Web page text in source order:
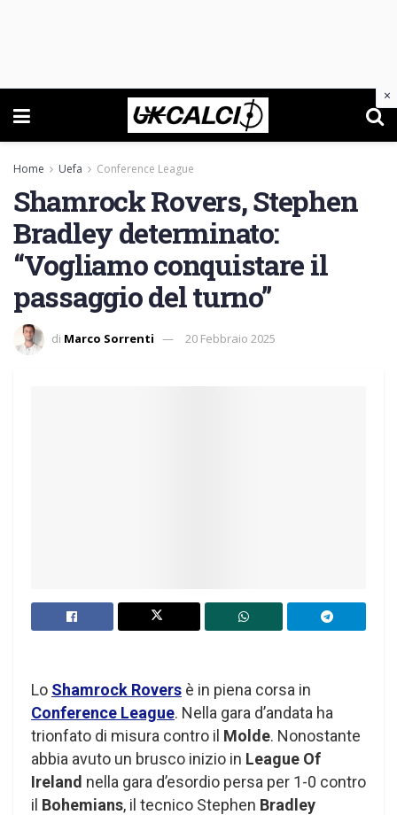
Home Uefa Conference League
Shamrock Rovers, Stephen
Bradley determinato:
“Vogliamo conquistare il
passaggio del turno”
di Marco Sorrenti 20 Febbraio 2025
Lo Shamrock Rovers è in piena corsa in
Conference League. Nella gara d’andata ha
trionfato di misura contro il Molde. Nonostante
abbia avuto un brusco inizio in League Of
Ireland nella gara d’esordio persa per 1-0 contro
il Bohemians, il tecnico Stephen Bradley
×